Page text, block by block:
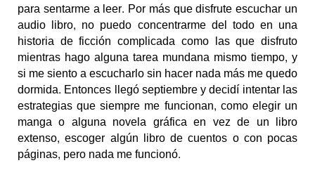
para sentarme a leer. Por más que disfrute escuchar un
audio libro, no puedo concentrarme del todo en una
historia de ficción complicada como las que disfruto
mientras hago alguna tarea mundana mismo tiempo, y
si me siento a escucharlo sin hacer nada más me quedo
dormida. Entonces llegó septiembre y decidí intentar las
estrategias que siempre me funcionan, como elegir un
manga o alguna novela gráfica en vez de un libro
extenso, escoger algún libro de cuentos o con pocas
páginas, pero nada me funcionó.